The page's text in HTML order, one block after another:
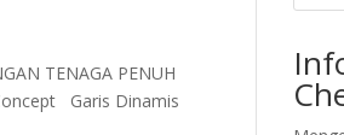
TENAGA PENUH
Garis Dinamis